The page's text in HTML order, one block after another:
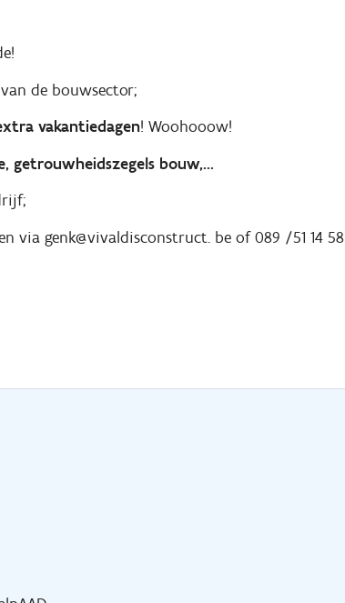
de bouwsector;
vakantiedagen! Woohooow!
getrouwheidszegels bouw,...
via genk@vivaldisconstruct. be of 089 /51 14 58